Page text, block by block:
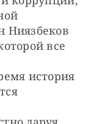
Ниязбеков
все
история